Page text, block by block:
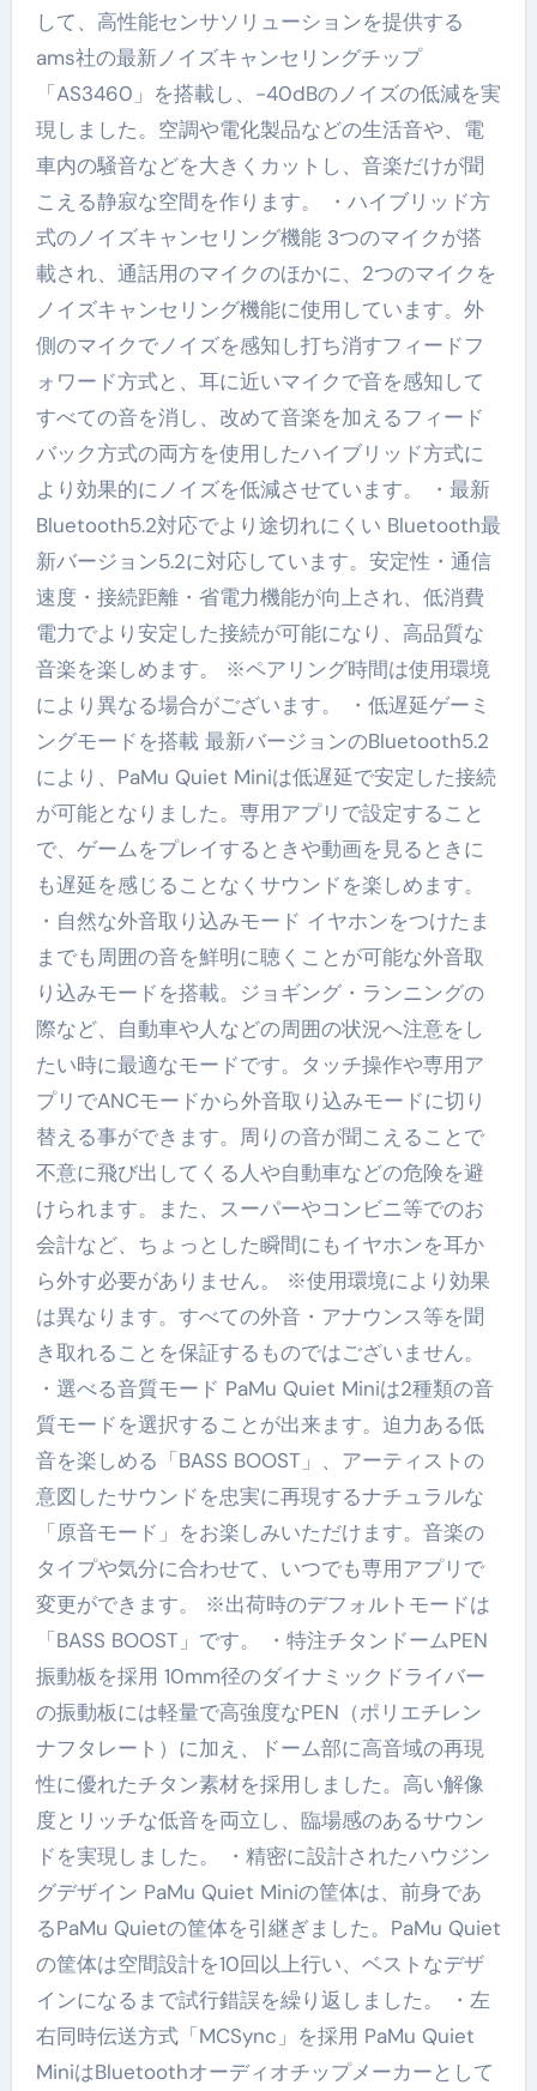
して、高性能センサソリューションを提供する
ams社の最新ノイズキャンセリングチップ
「AS3460」を搭載し、-40dBのノイズの低減を実
現しました。空調や電化製品などの生活音や、電
車内の騒音などを大きくカットし、音楽だけが聞
こえる静寂な空間を作ります。 ・ハイブリッド方
式のノイズキャンセリング機能 3つのマイクが搭
載され、通話用のマイクのほかに、2つのマイクを
ノイズキャンセリング機能に使用しています。外
側のマイクでノイズを感知し打ち消すフィードフ
ォワード方式と、耳に近いマイクで音を感知して
すべての音を消し、改めて音楽を加えるフィード
バック方式の両方を使用したハイブリッド方式に
より効果的にノイズを低減させています。 ・最新
Bluetooth5.2対応でより途切れにくい Bluetooth最
新バージョン5.2に対応しています。安定性・通信
速度・接続距離・省電力機能が向上され、低消費
電力でより安定した接続が可能になり、高品質な
音楽を楽しめます。 ※ペアリング時間は使用環境
により異なる場合がございます。 ・低遅延ゲーミ
ングモードを搭載 最新バージョンのBluetooth5.2
により、PaMu Quiet Miniは低遅延で安定した接続
が可能となりました。専用アプリで設定すること
で、ゲームをプレイするときや動画を見るときに
も遅延を感じることなくサウンドを楽しめます。
・自然な外音取り込みモード イヤホンをつけたま
までも周囲の音を鮮明に聴くことが可能な外音取
り込みモードを搭載。ジョギング・ランニングの
際など、自動車や人などの周囲の状況へ注意をし
たい時に最適なモードです。タッチ操作や専用ア
プリでANCモードから外音取り込みモードに切り
替える事ができます。周りの音が聞こえることで
不意に飛び出してくる人や自動車などの危険を避
けられます。また、スーパーやコンビニ等でのお
会計など、ちょっとした瞬間にもイヤホンを耳か
ら外す必要がありません。 ※使用環境により効果
は異なります。すべての外音・アナウンス等を聞
き取れることを保証するものではございません。
・選べる音質モード PaMu Quiet Miniは2種類の音
質モードを選択することが出来ます。迫力ある低
音を楽しめる「BASS BOOST」、アーティストの
意図したサウンドを忠実に再現するナチュラルな
「原音モード」をお楽しみいただけます。音楽の
タイプや気分に合わせて、いつでも専用アプリで
変更ができます。 ※出荷時のデフォルトモードは
「BASS BOOST」です。 ・特注チタンドームPEN
振動板を採用 10mm径のダイナミックドライバー
の振動板には軽量で高強度なPEN（ポリエチレン
ナフタレート）に加え、ドーム部に高音域の再現
性に優れたチタン素材を採用しました。高い解像
度とリッチな低音を両立し、臨場感のあるサウン
ドを実現しました。 ・精密に設計されたハウジン
グデザイン PaMu Quiet Miniの筐体は、前身であ
るPaMu Quietの筐体を引継ぎました。PaMu Quiet
の筐体は空間設計を10回以上行い、ベストなデザ
インになるまで試行錯誤を繰り返しました。 ・左
右同時伝送方式「MCSync」を採用 PaMu Quiet
MiniはBluetoothオーディオチップメーカーとして